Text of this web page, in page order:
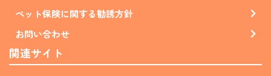
ペット保険に関する勧誘方針
お問い合わせ
関連サイト